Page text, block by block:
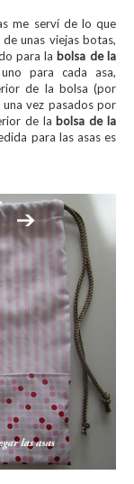
me serví de lo que
unas viejas botas,
para la bolsa de la
para cada asa,
de la bolsa (por
vez pasados por
de la bolsa de la
para las asas es